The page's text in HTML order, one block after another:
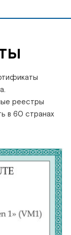
реестры
в 60 странах